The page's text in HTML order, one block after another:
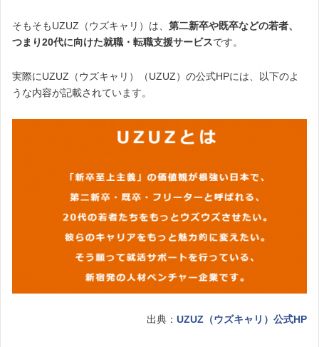
そもそもUZUZ（ウズキャリ）は、 第二新卒や既卒などの若者、
つまり20代に向けた就職・転職支援サービスです。
実際にUZUZ（ウズキャリ）（UZUZ）の公式HPには、以下のよ
うな内容が記載されています。
出典： UZUZ（ウズキャリ）公式HP